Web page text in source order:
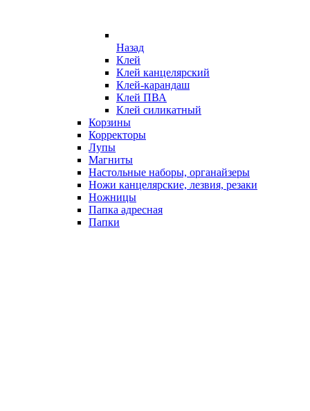
Назад
Клей
Клей канцелярский
Клей-карандаш
Клей ПВА
Клей силикатный
Корзины
Корректоры
Лупы
Магниты
Настольные наборы, органайзеры
Ножи канцелярские, лезвия, резаки
Ножницы
Папка адресная
Папки